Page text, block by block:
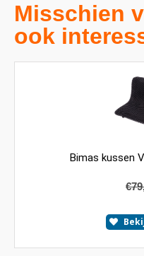
Misschien
ook
Bimas kussen
€